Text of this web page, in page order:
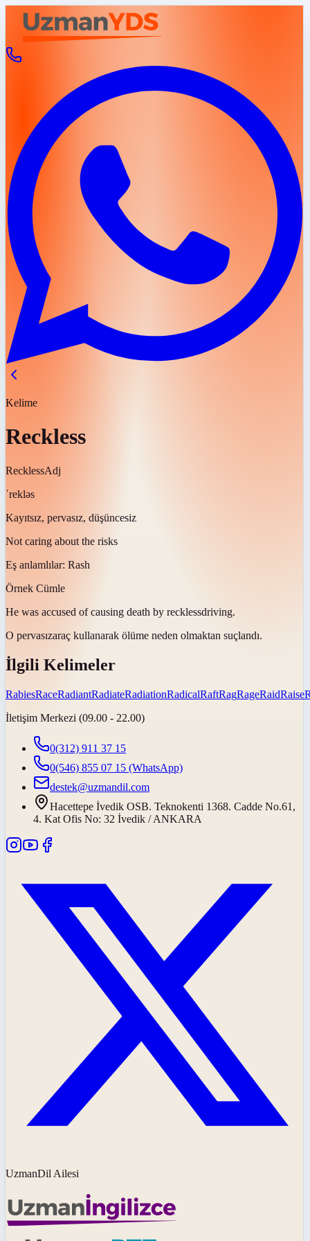
Kelime
Reckless
RecklessAdj
ˈrekləs
Kayıtsız, pervasız, düşüncesiz
Not caring about the risks
Eş anlamlılar: Rash
Örnek Cümle
He was accused of causing death by recklessdriving.
O pervasızaraç kullanarak ölüme neden olmaktan suçlandı.
İlgili Kelimeler
RabiesRaceRadiantRadiateRadiationRadicalRaftRagRageRaidRaise
İletişim Merkezi (09.00 - 22.00)
0(312) 911 37 15
0(546) 855 07 15 (WhatsApp)
destek@uzmandil.com
Hacettepe İvedik OSB. Teknokenti 1368. Cadde No.61,
4. Kat Ofis No: 32 İvedik / ANKARA
UzmanDil Ailesi